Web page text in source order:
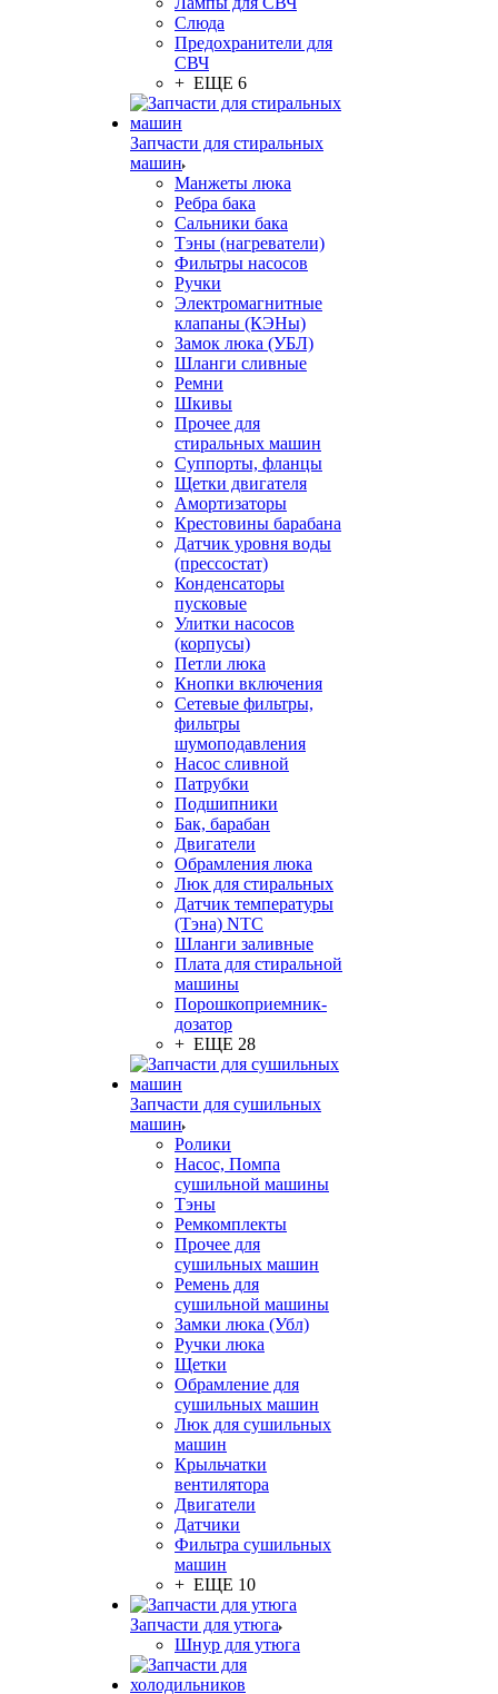
Слюда
Предохранители для
СВЧ
+ ЕЩЕ 6
Запчасти для стиральных
машин
Манжеты люка
Ребра бака
Сальники бака
Тэны (нагреватели)
Фильтры насосов
Ручки
Электромагнитные
клапаны (КЭНы)
Замок люка (УБЛ)
Шланги сливные
Ремни
Шкивы
Прочее для
стиральных машин
Суппорты, фланцы
Щетки двигателя
Амортизаторы
Крестовины барабана
Датчик уровня воды
(прессостат)
Конденсаторы
пусковые
Улитки насосов
(корпусы)
Петли люка
Кнопки включения
Сетевые фильтры,
фильтры
шумоподавления
Насос сливной
Патрубки
Подшипники
Бак, барабан
Двигатели
Обрамления люка
Люк для стиральных
Датчик температуры
(Тэна) NTC
Шланги заливные
Плата для стиральной
машины
Порошкоприемник-
дозатор
+ ЕЩЕ 28
Запчасти для сушильных
машин
Ролики
Насос, Помпа
сушильной машины
Тэны
Ремкомплекты
Прочее для
сушильных машин
Ремень для
сушильной машины
Замки люка (Убл)
Ручки люка
Щетки
Обрамление для
сушильных машин
Люк для сушильных
машин
Крыльчатки
вентилятора
Двигатели
Датчики
Фильтра сушильных
машин
+ ЕЩЕ 10
Запчасти для утюга
Шнур для утюга